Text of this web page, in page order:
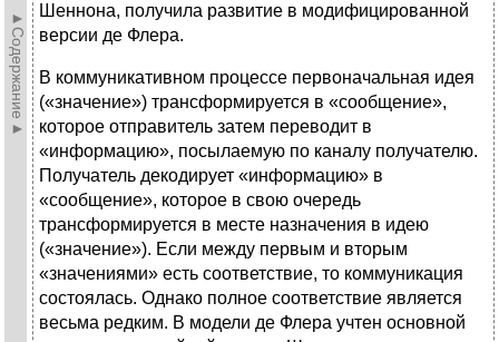
►Содержание►
Шеннона, получила развитие в модифицированной
версии де Флера.
В коммуникативном процессе первоначальная идея
(«значение») трансформируется в «сообщение»,
которое отправитель затем переводит в
«информацию», посылаемую по каналу получателю.
Получатель декодирует «информацию» в
«сообщение», которое в свою очередь
трансформируется в месте назначения в идею
(«значение»). Если между первым и вторым
«значениями» есть соответствие, то коммуникация
состоялась. Однако полное соответствие является
весьма редким. В модели де Флера учтен основной